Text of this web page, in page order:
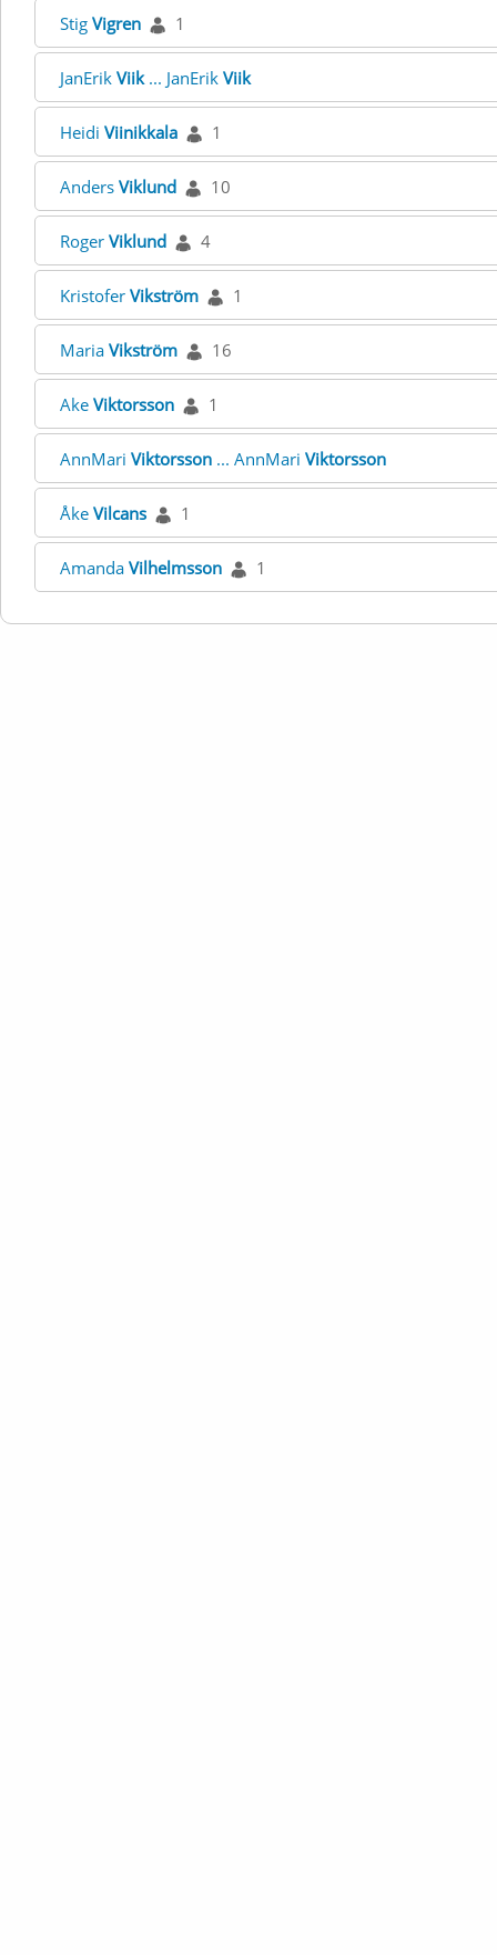
Stig Vigren 1
JanErik Viik... JanErik Viik
Heidi Viinikkala 1
Anders Viklund 10
Roger Viklund 4
Kristofer Vikström 1
Maria Vikström 16
Ake Viktorsson 1
AnnMari Viktorsson ... AnnMari Viktorsson
Åke Vilcans 1
Amanda Vilhelmsson 1